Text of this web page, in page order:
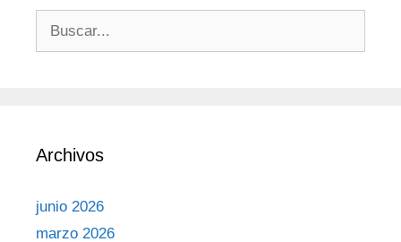
Archivos
junio 2026
marzo 2026